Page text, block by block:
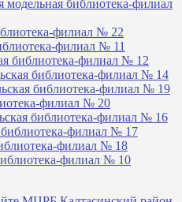
модельная библиотека-филиал
филиал № 22
филиал № 11
библиотека-филиал № 12
библиотека-филиал № 14
библиотека-филиал № 19
филиал № 20
библиотека-филиал № 16
библиотека-филиал № 17
филиал № 18
филиал № 10